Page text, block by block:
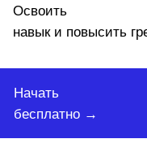
Освоить
навык и повысить
Начать
бесплатно →